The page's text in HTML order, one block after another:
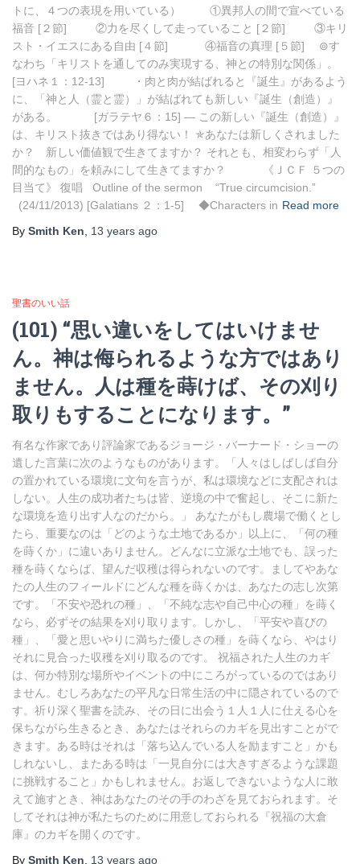
トに、４つの表現を用いている） ①異邦人の間で宣べている
福音 [２節] ②力を尽くして走っていること [２節] ③キリ
スト・イエスにある自由 [４節] ④福音の真理 [５節] ⊚す
なわち「キリストを通してのみ実現する、神との特別な関係」。
[ヨハネ１：12-13] ・肉と肉が結ばれると『誕生』があるよう
に、「神と人（霊と霊）」が結ばれても新しい『誕生（創造）』
がある。 [ガラテヤ６：15] ― この新しい『誕生（創造）』
は、キリスト抜きではあり得ない！ ✯あなたは新しくされました
か？ 新しい価値観で生きてますか？ それとも、相変わらず「人
間的なもの」を頼みにして生きてますか？ 《ＪＣＦ ５つの
目当て》 復唱 Outline of the sermon “True circumcision.”
(24/11/2013) [Galatians ２：1-5] ◆Characters in Read more
By Smith Ken 13 years ago
聖書のいい話
(101) “思い違いをしてはいけませ
ん。神は侮られるような方ではあり
ません。人は種を蒔けば、その刈り
取りもすることになります。”
有名な作家であり評論家であるジョージ・バーナード・ショーの
遺した言葉に次のようなものがあります。「人々はしばしば自分
の置かれている環境に文句を言うが、私は環境などに支配されは
しない。人生の成功者たちは皆、逆境の中で奮起し、そこに新た
な環境を造り出す人なのだから。」 あなたがもし農場で働くとし
たら、重要なのは「どのような土地であるか」以上に、「何の種
を蒔くか」に違いありません。どんなに立派な土地でも、誤った
種を蒔くならば、望んだ収穫は得られないのです。ましてやあな
たの人生のフィールドにどんな種を蒔くかは、あなたの志し次第
です。「不安や恐れの種」、「不純な志や自己中心の種」を蒔く
なら、必ずその結果を刈り取ります。しかし、「平安や喜びの
種」、「愛と思いやりに満ちた優しさの種」を蒔くなら、やはり
それに見合った収穫を刈り取るのです。 祝福された人生のカギ
は、何か特別な場所やイベントの中にころがっているのではあり
ません。むしろあなたの平凡な日常生活の中に隠されているので
す。祈り深く聖書を読み、その日に出会う１人１人に仕える心を
保ちながら生きるとき、あなたはそれらのカギを見出すことがで
きます。ある時はそれは「落ち込んでいる人を励ますこと」かも
しれないし、またある時は「一見自分には大きすぎるような課題
に挑戦すること」かもしれません。お返しできないような人に敢
えて施すとき、神はあなたのその手のわざを見ておられます。そ
してそれは神が私たちのために用意しておられる『祝福の大倉
庫』のカギを開くのです。
By Smith Ken 13 years ago